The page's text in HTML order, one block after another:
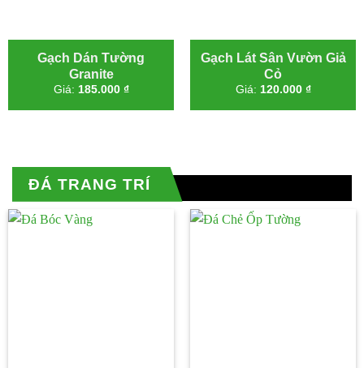
Gạch Dán Tường
Granite
Giá: 185.000 ₫
Gạch Lát Sân Vườn Giả
Cỏ
Giá: 120.000 ₫
ĐÁ TRANG TRÍ